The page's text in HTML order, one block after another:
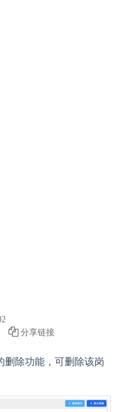
分享链接
删除功能，可删除该岗